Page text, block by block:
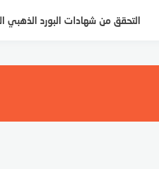
التحقق من شهادات البورد الذهبي